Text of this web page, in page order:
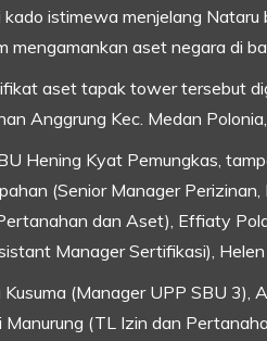
istimewa menjelang
mengamankan aset negara di
aset tapak tower tersebut
Anggrung Kec. Medan
Hening Kyat Pemungkas,
(Senior Manager
dan Aset), Effiaty
Manager Sertifikasi),
(Manager UPP SBU 3),
Manurung (TL Izin dan